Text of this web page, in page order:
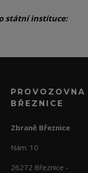
státní instituce:
PROVOZOVNA
BŘEZNICE
Zbraně Březnice
Nám. 10
26272 Březnice -